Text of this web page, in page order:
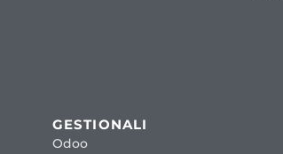
GESTIONALI
Odoo